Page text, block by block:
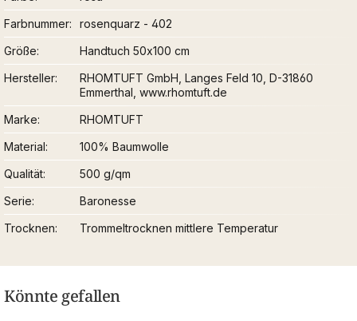
Farbnummer
rosenquarz - 402
Größe
Handtuch 50x100 cm
Hersteller
RHOMTUFT GmbH, Langes Feld 10, D-31860
Emmerthal, www.rhomtuft.de
Marke
RHOMTUFT
Material
100% Baumwolle
Qualität
500 g/qm
Serie
Baronesse
Trocknen
Trommeltrocknen mittlere Temperatur
Könnte gefallen